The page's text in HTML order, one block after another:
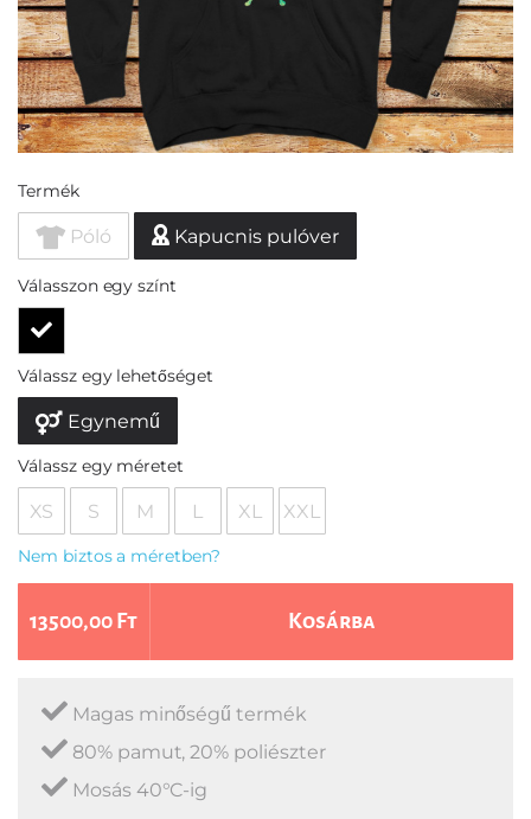
Termék
Póló Kapucnis pulóver
Válasszon egy színt
Válassz egy lehetőséget
Egynemű
Válassz egy méretet
XS S M L XL XXL
Nem biztos a méretben?
13500,00 Ft Kosárba
Magas minőségű termék
80% pamut, 20% poliészter
Mosás 40°C-ig